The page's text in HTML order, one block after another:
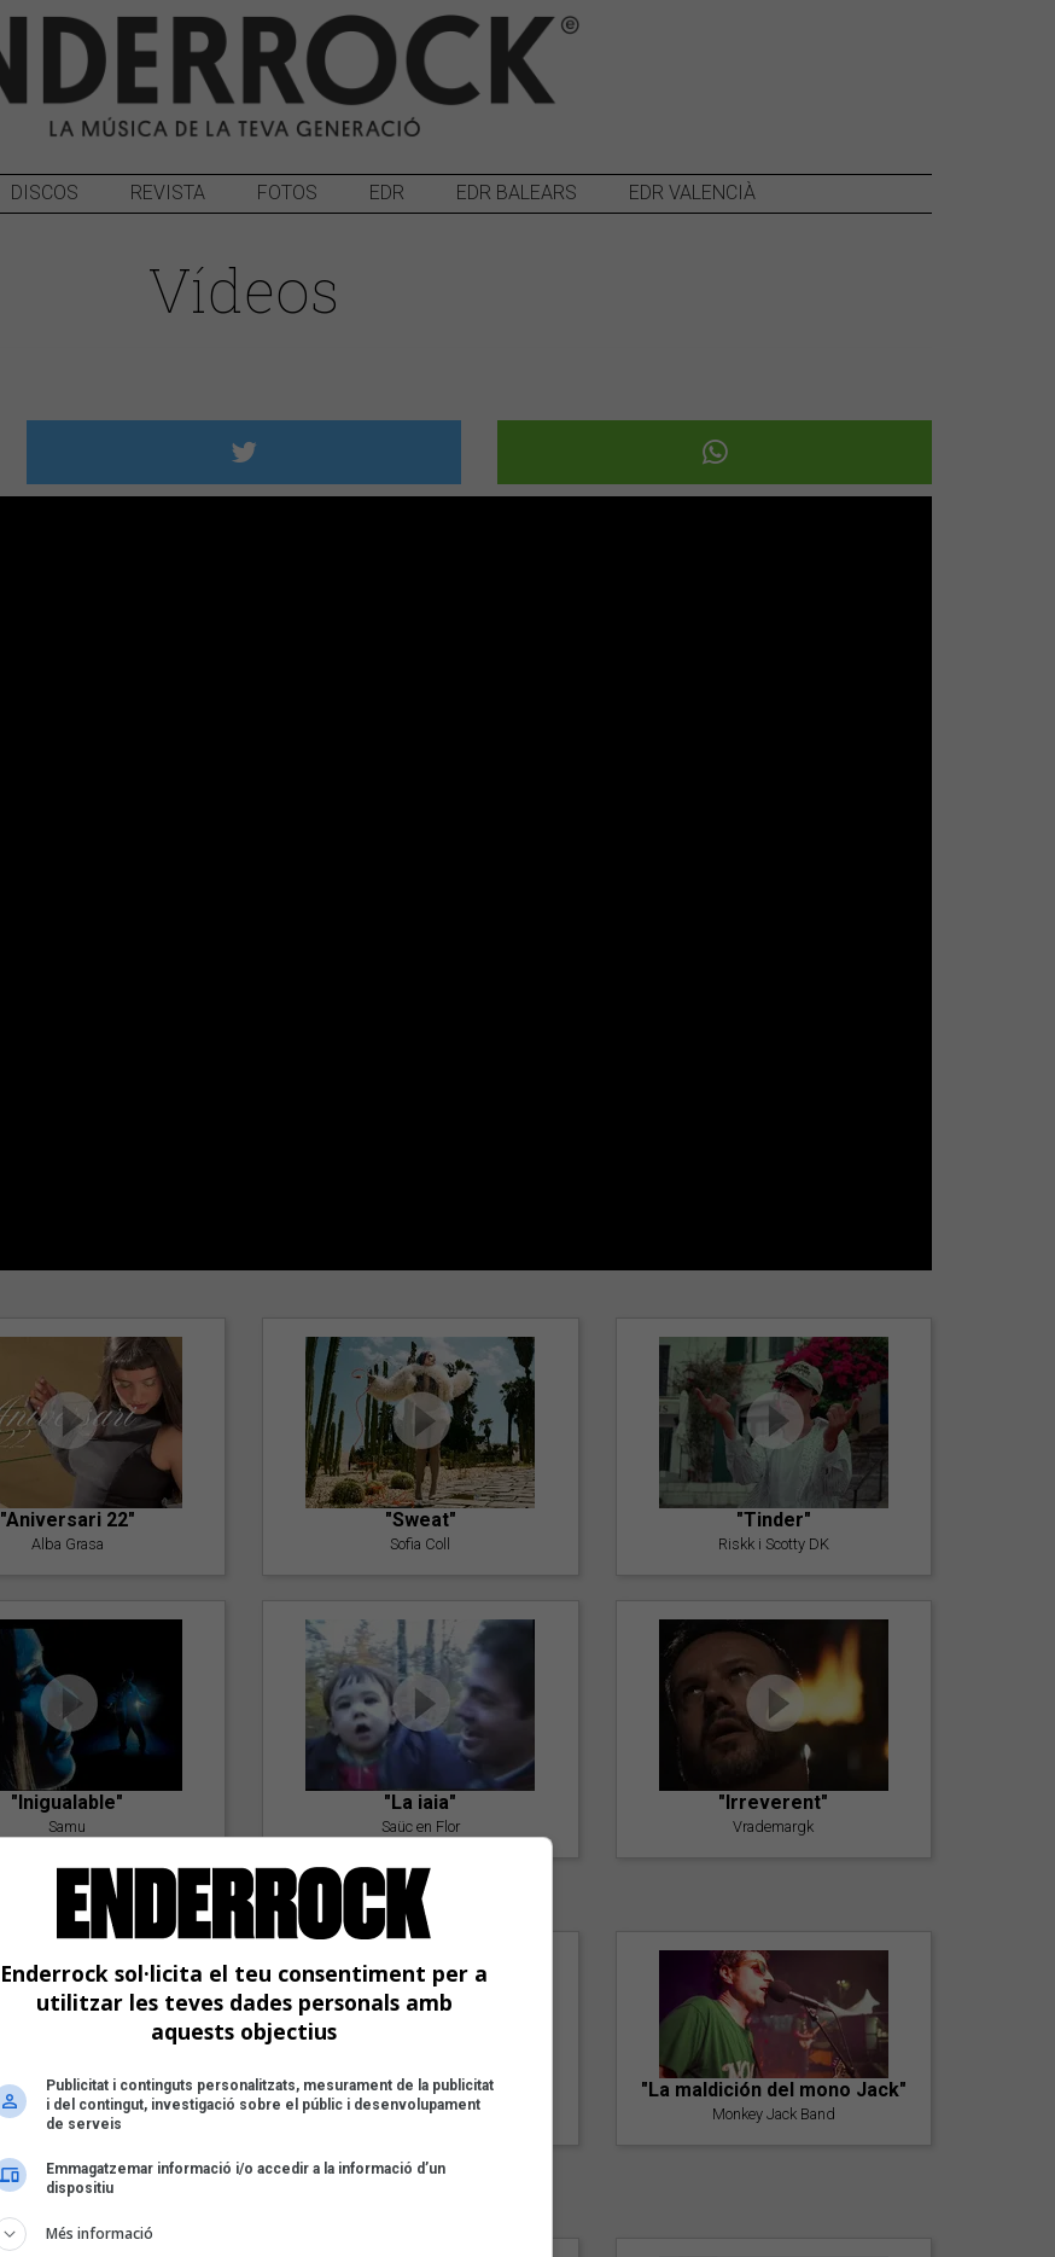
DISCOS REVISTA FOTOS EDR EDR BALEARS EDR VALENCIÀ
Vídeos
"Aniversari 22"
Alba Grasa
"Sweat"
Sofia Coll
"Tinder"
Riskk i Scotty DK
"Inigualable"
Samu
"La iaia"
Saüc en Flor
"Irreverent"
Vrademargk
"Amb tu"
"Postlude To A Kiss"
Goran Levi
"La maldición del mono Jack"
Monkey Jack Band
Enderrock sol·licita el teu consentiment per a
utilitzar les teves dades personals amb
aquests objectius
Publicitat i continguts personalitzats, mesurament de la publicitat
i del contingut, investigació sobre el públic i desenvolupament
de serveis
Emmagatzemar informació i/o accedir a la informació d’un
dispositiu
Més informació